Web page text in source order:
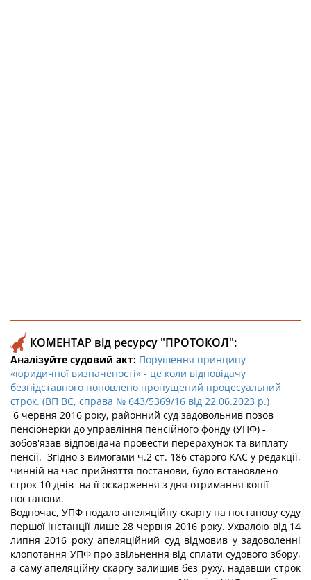
КОМЕНТАР від ресурсу "ПРОТОКОЛ":
Аналізуйте судовий акт: Порушення принципу
«юридичної визначеності» - це коли відповідачу
безпідставного поновлено пропущений процесуальний
строк. (ВП ВС, справа № 643/5369/16 від 22.06.2023 р.)
6 червня 2016 року, районний суд задовольнив позов
пенсіонерки до управління пенсійного фонду (УПФ) -
зобов'язав відповідача провести перерахунок та виплату
пенсії. Згідно з вимогами ч.2 ст. 186 старого КАС у редакції,
чинній на час прийняття постанови, було встановлено
строк 10 днів на її оскарження з дня отримання копії
постанови.
Водночас, УПФ подало апеляційну скаргу на постанову суду
першої інстанції лише 28 червня 2016 року. Ухвалою від 14
липня 2016 року апеляційний суд відмовив у задоволенні
клопотання УПФ про звільнення від сплати судового збору,
а саму апеляційну скаргу залишив без руху, надавши строк